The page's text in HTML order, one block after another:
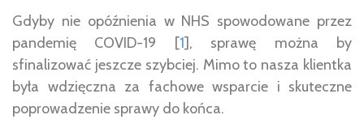
Gdyby nie opóźnienia w NHS spowodowane przez
pandemię COVID-19 [1], sprawę można by
sfinalizować jeszcze szybciej. Mimo to nasza klientka
była wdzięczna za fachowe wsparcie i skuteczne
poprowadzenie sprawy do końca.